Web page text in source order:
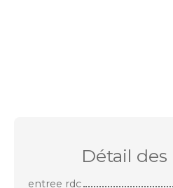
Détail des
entree rdc